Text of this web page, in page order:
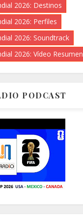
2026: Destinos
2026: Perfiles
2026: Soundtrack
2026: Vídeo Resumen
PODCAST